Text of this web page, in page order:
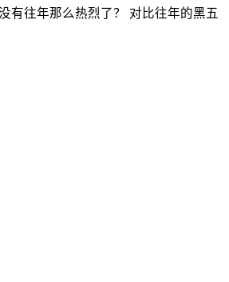
有往年那么热烈了？ 对比往年的黑五